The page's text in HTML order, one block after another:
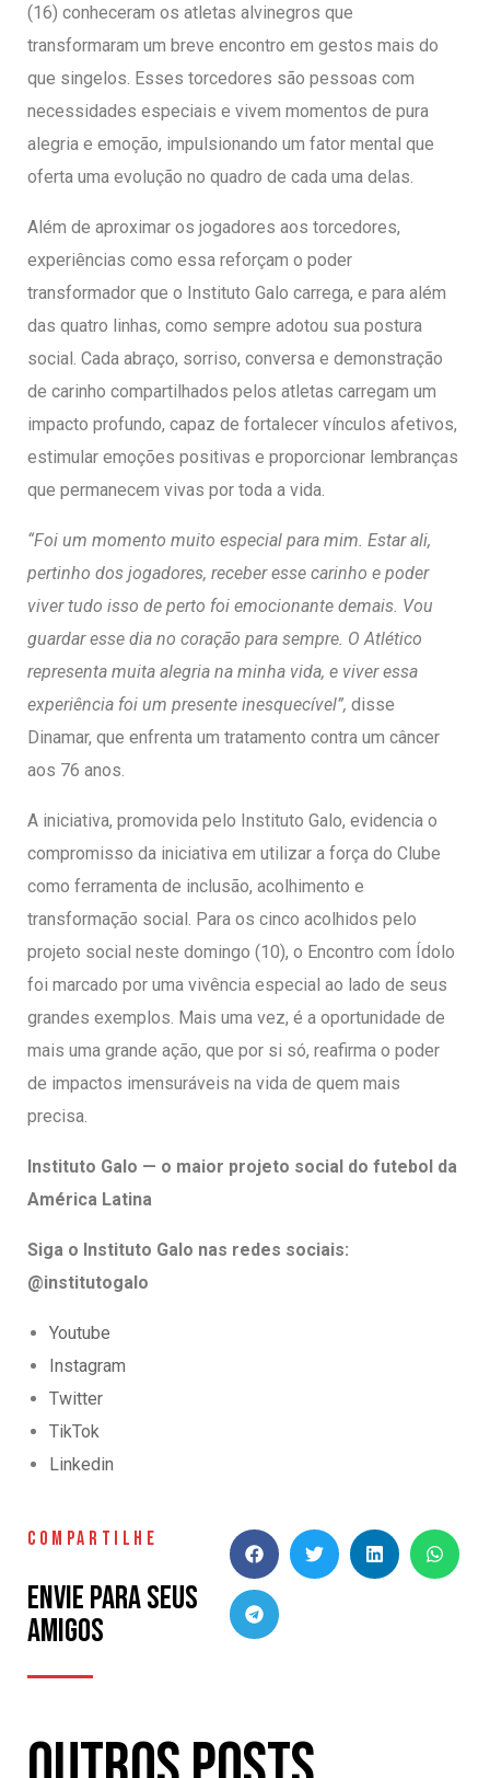
(16) conheceram os atletas alvinegros que
transformaram um breve encontro em gestos mais do
que singelos. Esses torcedores são pessoas com
necessidades especiais e vivem momentos de pura
alegria e emoção, impulsionando um fator mental que
oferta uma evolução no quadro de cada uma delas.
Além de aproximar os jogadores aos torcedores,
experiências como essa reforçam o poder
transformador que o Instituto Galo carrega, e para além
das quatro linhas, como sempre adotou sua postura
social. Cada abraço, sorriso, conversa e demonstração
de carinho compartilhados pelos atletas carregam um
impacto profundo, capaz de fortalecer vínculos afetivos,
estimular emoções positivas e proporcionar lembranças
que permanecem vivas por toda a vida.
“Foi um momento muito especial para mim. Estar ali,
pertinho dos jogadores, receber esse carinho e poder
viver tudo isso de perto foi emocionante demais. Vou
guardar esse dia no coração para sempre. O Atlético
representa muita alegria na minha vida, e viver essa
experiência foi um presente inesquecível”, disse
Dinamar, que enfrenta um tratamento contra um câncer
aos 76 anos.
A iniciativa, promovida pelo Instituto Galo, evidencia o
compromisso da iniciativa em utilizar a força do Clube
como ferramenta de inclusão, acolhimento e
transformação social. Para os cinco acolhidos pelo
projeto social neste domingo (10), o Encontro com Ídolo
foi marcado por uma vivência especial ao lado de seus
grandes exemplos. Mais uma vez, é a oportunidade de
mais uma grande ação, que por si só, reafirma o poder
de impactos imensuráveis na vida de quem mais
precisa.
Instituto Galo — o maior projeto social do futebol da
América Latina
Siga o Instituto Galo nas redes sociais:
@institutogalo
Youtube
Instagram
Twitter
TikTok
Linkedin
COMPARTILHE
Envie para seus
amigos